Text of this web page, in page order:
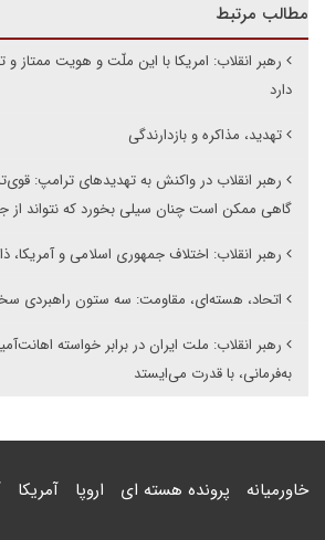
مطالب مرتبط
رهبر انقلاب: امریکا با این ملّت و هویت ممتاز
دارد
تهدید، مذاکره و بازدارندگی
رهبر انقلاب در واکنش به تهدیدهای ترامپ:
گاهی ممکن است چنان سیلی بخورد که نتواند از
رهبر انقلاب: اختلاف جمهوری اسلامی و آمریکا،
اتحاد، هسته‌ای، مقاومت: سه ستون راهبردی
رهبر انقلاب: ملت ایران در برابر خواسته
به‌فرمانی، با قدرت می‌ایستد
خاورمیانه پرونده هسته ای اروپا آمریکا